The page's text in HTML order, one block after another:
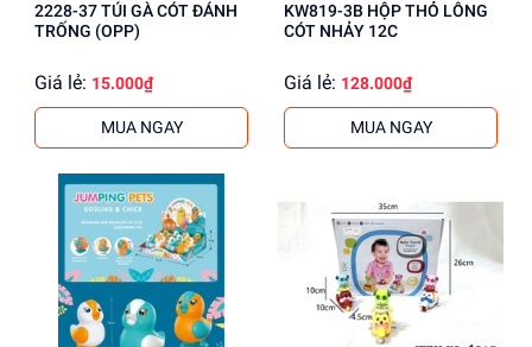
2228-37 TÚI GÀ CÓT ĐÁNH
TRỐNG (OPP)
Giá lẻ: 15.000₫
MUA NGAY
KW819-3B HỘP THỎ LÔNG
CÓT NHẢY 12C
Giá lẻ: 128.000₫
MUA NGAY